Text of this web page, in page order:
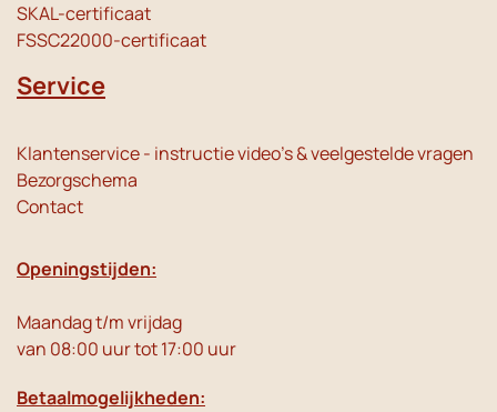
SKAL-certificaat
FSSC22000-certificaat
Service
Klantenservice - instructie video's & veelgestelde vragen
Bezorgschema
Contact
Openingstijden:
Maandag t/m vrijdag
van 08:00 uur tot 17:00 uur
Betaalmogelijkheden: